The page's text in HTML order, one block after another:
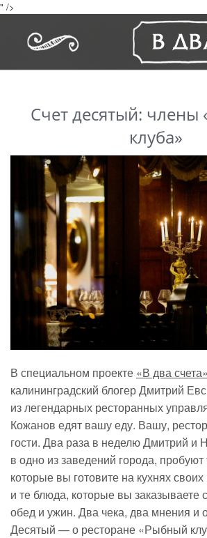
" />
Счет десятый: члены
клуба»
В специальном проекте «В два счета»
калининградский блогер Дмитрий
из легендарных ресторанных
Кожанов едят вашу еду. Вашу,
гости. Два раза в неделю Дмитрий и
в одно из заведений города,
которые вы готовите на кухнях
и те блюда, которые вы заказываете
обед и ужин. Два чека, два мнения и
Десятый — о ресторане «Рыбный